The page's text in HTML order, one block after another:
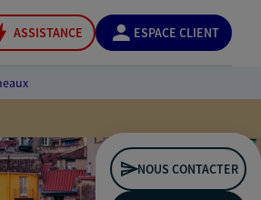
ASSISTANCE ESPACE CLIENT
NOUS CONTACTER